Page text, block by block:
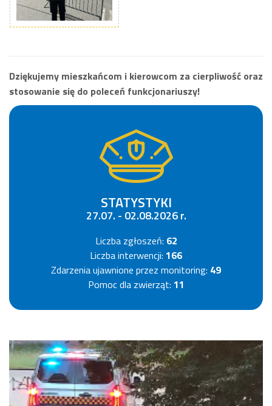
Dziękujemy mieszkańcom i kierowcom za cierpliwość oraz
stosowanie się do poleceń funkcjonariuszy!
STATYSTYKI
27.07. - 02.08.2026 r.
Liczba zgłoszeń: 62
Liczba interwencji: 166
Zdarzenia ujawnione przez monitoring: 49
Pomoc dla zwierząt: 11